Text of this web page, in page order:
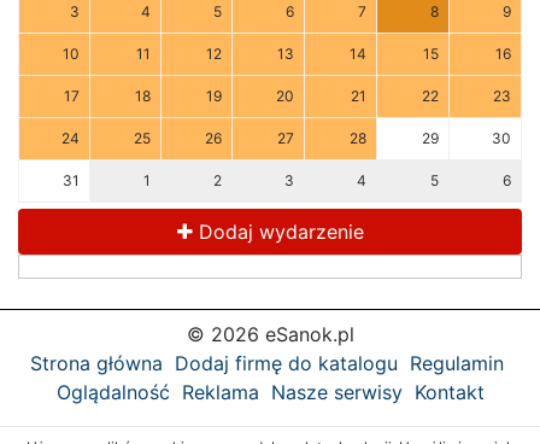
3 4 5 6 7 8 9
10 11 12 13 14 15 16
17 18 19 20 21 22 23
24 25 26 27 28 29 30
31 1 2 3 4 5 6
Dodaj wydarzenie
© 2026 eSanok.pl
Strona główna Dodaj firmę do katalogu Regulamin
Oglądalność Reklama Nasze serwisy Kontakt